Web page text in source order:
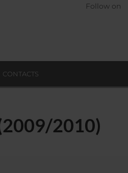
Follow on
CONTACTS
2010)